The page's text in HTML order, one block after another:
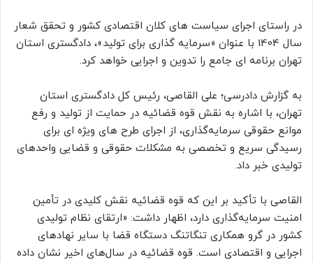
در راستای اجرای سیاست های کلان اقتصادی کشور و تحقق شعار
سال 1404 با عنوان «سرمایه گذاری برای تولید»، دادگستری استان
تهران برنامه ای جامع را تدوین و اجرایی خواهد کرد.
به گزارش دادرسی؛ علی القاصی، رئیس کل دادگستری استان
تهران، با اشاره به نقش قوه قضائیه در حمایت از تولید و رفع
موانع حقوقی سرمایه‌گذاری، از اجرای طرح های ویژه ای برای
رسیدگی سریع و تخصصی به مشکلات حقوقی و قضایی واحدهای
تولیدی خبر داد.
القاصی با تأکید بر این که قوه قضائیه نقش کلیدی در تأمین
امنیت سرمایه‌گذاری دارد، اظهار داشت: «ارتقای نظام تولیدی
کشور در گرو همکاری تنگاتنگ دستگاه قضا با سایر نهادهای
اجرایی و اقتصادی است. قوه قضائیه در سال‌های اخیر نشان داده